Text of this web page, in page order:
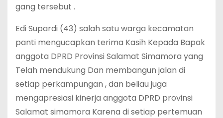
gang tersebut .
Edi Supardi (43) salah satu warga kecamatan
panti mengucapkan terima Kasih Kepada Bapak
anggota DPRD Provinsi Salamat Simamora yang
Telah mendukung Dan membangun jalan di
setiap perkampungan , dan beliau juga
mengapresiasi kinerja anggota DPRD provinsi
Salamat simamora Karena di setiap pertemuan